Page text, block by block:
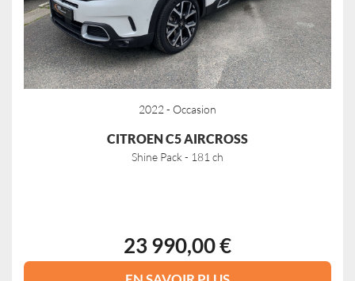
2022 - Occasion
CITROEN C5 AIRCROSS
Shine Pack - 181 ch
23 990,00 €